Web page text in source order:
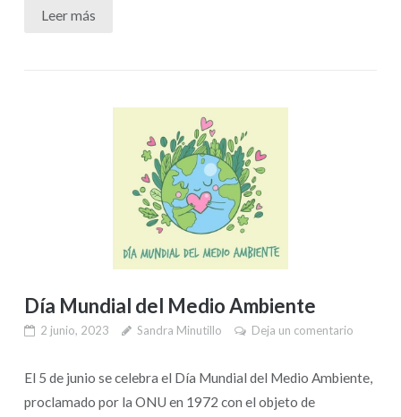
Leer más
Día Mundial del Medio Ambiente
2 junio, 2023 Sandra Minutillo Deja un comentario
El 5 de junio se celebra el Día Mundial del Medio Ambiente,
proclamado por la ONU en 1972 con el objeto de